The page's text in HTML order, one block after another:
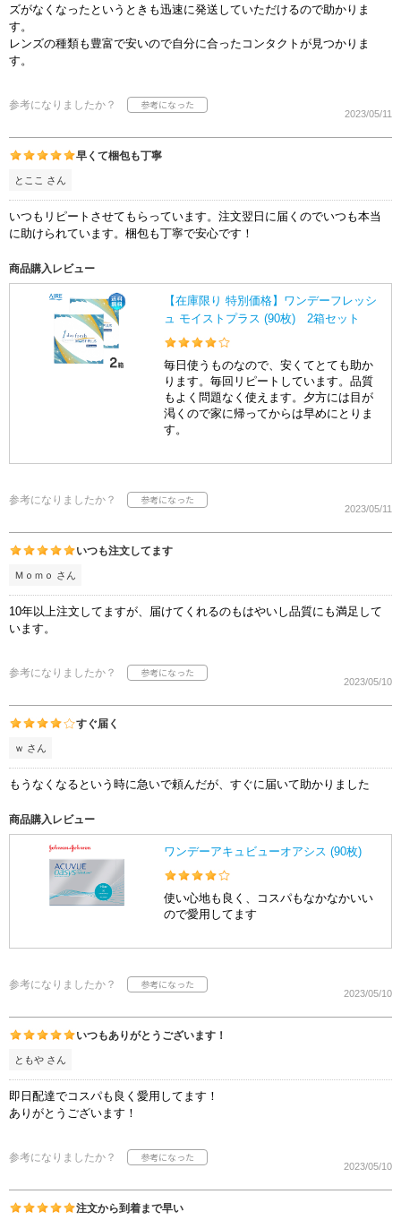
ズがなくなったというときも迅速に発送していただけるので助かりま
す。
レンズの種類も豊富で安いので自分に合ったコンタクトが見つかりま
す。
参考になりましたか？
2023/05/11
早くて梱包も丁寧
とここ さん
いつもリピートさせてもらっています。注文翌日に届くのでいつも本当
に助けられています。梱包も丁寧で安心です！
商品購入レビュー
【在庫限り 特別価格】ワンデーフレッシ
ュ モイストプラス (90枚) 2箱セット
毎日使うものなので、安くてとても助か
ります。毎回リピートしています。品質
もよく問題なく使えます。夕方には目が
渇くので家に帰ってからは早めにとりま
す。
参考になりましたか？
2023/05/11
いつも注文してます
Ｍｏｍｏ さん
10年以上注文してますが、届けてくれるのもはやいし品質にも満足して
います。
参考になりましたか？
2023/05/10
すぐ届く
ｗ さん
もうなくなるという時に急いで頼んだが、すぐに届いて助かりました
商品購入レビュー
ワンデーアキュビューオアシス (90枚)
使い心地も良く、コスパもなかなかいい
ので愛用してます
参考になりましたか？
2023/05/10
いつもありがとうございます！
ともや さん
即日配達でコスパも良く愛用してます！
ありがとうございます！
参考になりましたか？
2023/05/10
注文から到着まで早い